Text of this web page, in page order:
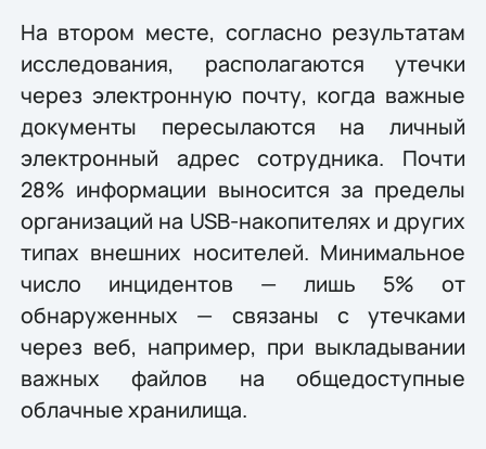
На втором месте, согласно результатам
исследования, располагаются утечки
через электронную почту, когда важные
документы пересылаются на личный
электронный адрес сотрудника. Почти
28% информации выносится за пределы
организаций на USB-накопителях и других
типах внешних носителей. Минимальное
число инцидентов — лишь 5% от
обнаруженных — связаны с утечками
через веб, например, при выкладывании
важных файлов на общедоступные
облачные хранилища.